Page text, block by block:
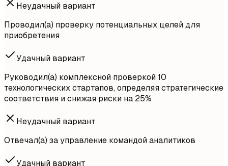
Неудачный вариант
Проводил(а) проверку потенциальных целей для
приобретения
Удачный вариант
Руководил(а) комплексной проверкой 10
технологических стартапов, определяя стратегические
соответствия и снижая риски на 25%
Неудачный вариант
Отвечал(а) за управление командой аналитиков
Удачный вариант